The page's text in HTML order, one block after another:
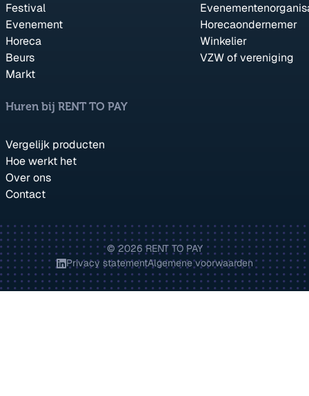
Festival
Evenement
Horeca
Beurs
Markt
Horecaondernemer
Winkelier
VZW of vereniging
Huren bij RENT TO PAY
Vergelijk producten
Hoe werkt het
Over ons
Contact
© 2026 RENT TO PAY
Bezoek onze LinkedIn pagina
Privacy statementAlgemene voorwaarden